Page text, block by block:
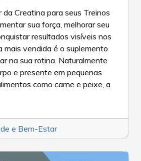
da Creatina para seus Treinos
sua força, melhorar seu
resultados visíveis nos
mais vendida é o suplemento
na sua rotina. Naturalmente
e presente em pequenas
como carne e peixe, a
e Bem-Estar